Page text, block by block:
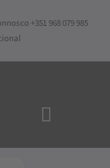
+351 968 079 985
AO